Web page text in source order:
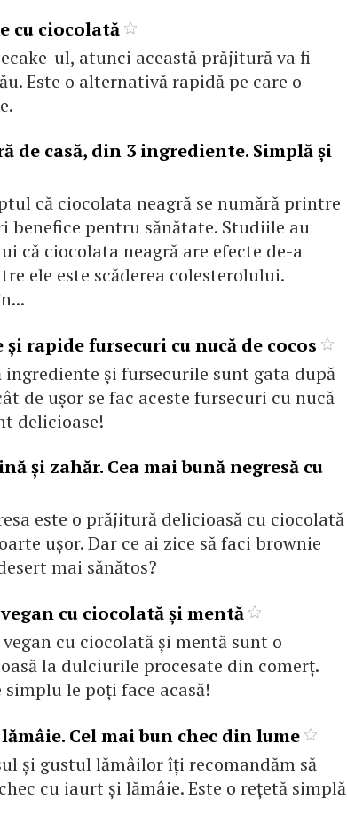
cu ciocolată
ul, atunci această prăjitură va fi
Este o alternativă rapidă pe care o
de casă, din 3 ingrediente. Simplă și
că ciocolata neagră se numără printre
benefice pentru sănătate. Studiile au
că ciocolata neagră are efecte de-a
ele este scăderea colesterolului.
și rapide fursecuri cu nucă de cocos
ingrediente și fursecurile sunt gata după
de ușor se fac aceste fursecuri cu nucă
delicioase!
și zahăr. Cea mai bună negresă cu
este o prăjitură delicioasă cu ciocolată
ușor. Dar ce ai zice să faci brownie
mai sănătos?
cu ciocolată și mentă
cu ciocolată și mentă sunt o
la dulciurile procesate din comerț.
simplu le poți face acasă!
Cel mai bun chec din lume
şi gustul lămâilor îţi recomandăm să
cu iaurt și lămâie. Este o reţetă simplă